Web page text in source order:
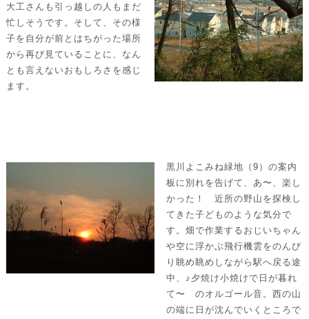
大工さんも引っ越しの人もまだ
忙しそうです。そして、その様
子を自分が前とはちがった場所
から再び見ていることに、なん
とも言えないおもしろさを感じ
ます。
黒川よこみね緑地（9）の案内
板に別れを告げて、あ〜、楽し
かった！ 近所の野山を探検し
てきた子どものような気分で
す。畑で作業するおじいちゃん
や空に浮かぶ飛行機雲をのんび
り眺め眺めしながら駅へ戻る途
中、♪夕焼け小焼けで日が暮れ
て〜 のオルゴール音。西の山
の端に日が沈んでいくところで